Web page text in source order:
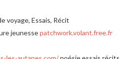
voyage, Essais, Récit
jeunessepatchwork.volant.free.fr